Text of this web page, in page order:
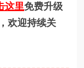
这里免费升级
欢迎持续关